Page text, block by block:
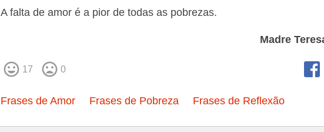
A falta de amor é a pior de todas as pobrezas.
Madre
17 0
Frases de Amor Frases de Pobreza Frases de Reflexão